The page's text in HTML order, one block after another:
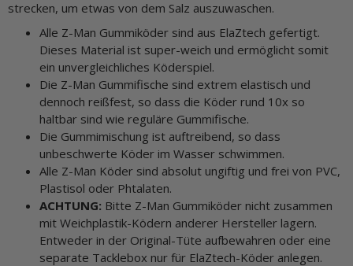
strecken, um etwas von dem Salz auszuwaschen.
Alle Z-Man Gummiköder sind aus ElaZtech gefertigt.
Dieses Material ist super-weich und ermöglicht somit
ein unvergleichliches Köderspiel.
Die Z-Man Gummifische sind extrem elastisch und
dennoch reißfest, so dass die Köder rund 10x so
haltbar sind wie reguläre Gummifische.
Die Gummimischung ist auftreibend, so dass
unbeschwerte Köder im Wasser schwimmen.
Alle Z-Man Köder sind absolut ungiftig und frei von PVC,
Plastisol oder Phtalaten.
ACHTUNG: Bitte Z-Man Gummiköder nicht zusammen
mit Weichplastik-Ködern anderer Hersteller lagern.
Entweder in der Original-Tüte aufbewahren oder eine
separate Tacklebox nur für ElaZtech-Köder anlegen.